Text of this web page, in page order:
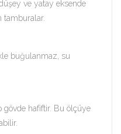
ve yatay eksende
tamburalar.
buğulanmaz, su
gövde hafiftir. Bu ölçüye